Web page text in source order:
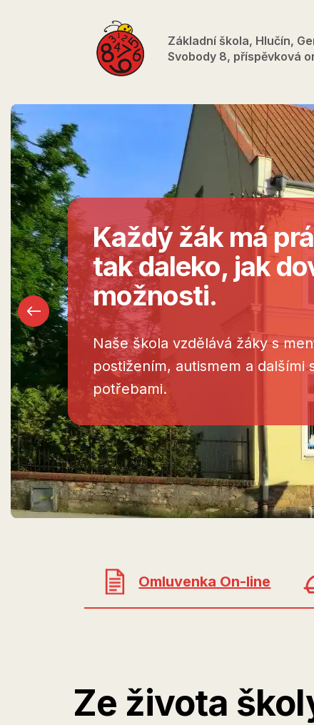
Základní škola, Hlučín,
Svobody 8, příspěvková
Každý žák má
tak daleko, jak
možnosti.
Naše škola vzdělává žáky s
postižením, autismem a dalšími
potřebami.
Omluvenka On-line
Ze života